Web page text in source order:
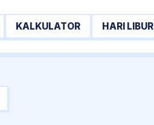
KALKULATOR HARI LIBUR